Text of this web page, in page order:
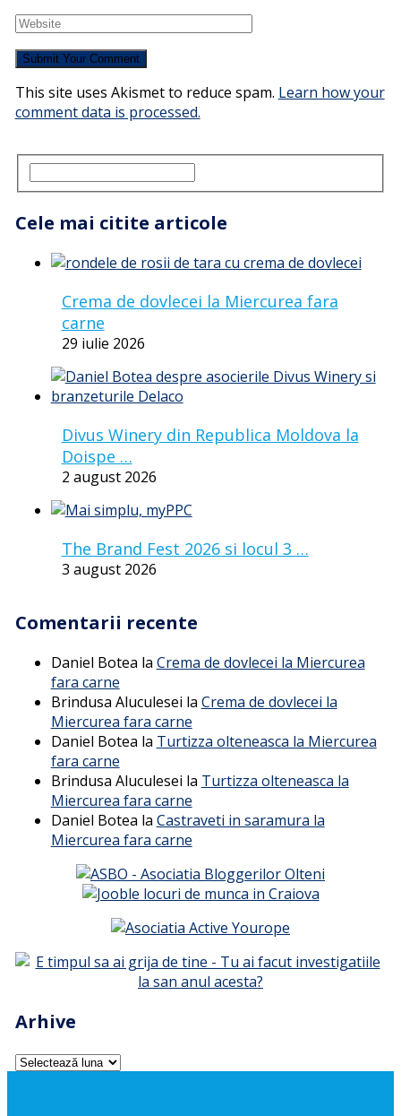
This site uses Akismet to reduce spam. Learn how your
comment data is processed.
Cele mai citite articole
Crema de dovlecei la Miercurea fara
carne
29 iulie 2026
Divus Winery din Republica Moldova la
Doispe …
2 august 2026
The Brand Fest 2026 si locul 3 …
3 august 2026
Comentarii recente
Daniel Botea la Crema de dovlecei la Miercurea
fara carne
Brindusa Aluculesei la Crema de dovlecei la
Miercurea fara carne
Daniel Botea la Turtizza olteneasca la Miercurea
fara carne
Brindusa Aluculesei la Turtizza olteneasca la
Miercurea fara carne
Daniel Botea la Castraveti in saramura la
Miercurea fara carne
Arhive
Arhive